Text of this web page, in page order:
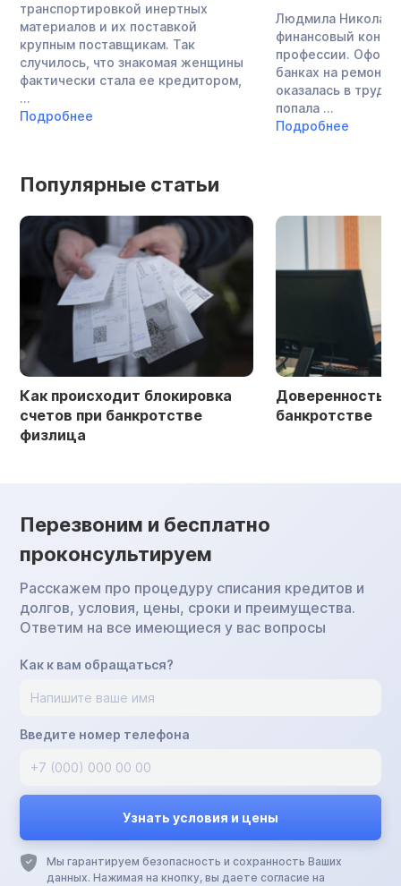
транспортировкой инертных
материалов и их поставкой
крупным поставщикам. Так
случилось, что знакомая женщины
фактически стала ее кредитором,
...
Подробнее
Людмила
финансовый
профессии.
банках на ремонт
оказалась в
попала ...
Подробнее
Популярные статьи
Как происходит блокировка
счетов при банкротстве
физлица
Доверенность
банкротстве
Перезвоним и бесплатно
проконсультируем
Расскажем про процедуру списания кредитов и
долгов, условия, цены, сроки и преимущества.
Ответим на все имеющиеся у вас вопросы
Как к вам обращаться?
Введите номер телефона
Мы гарантируем безопасность и сохранность Ваших
данных. Нажимая на кнопку, вы даете согласие на